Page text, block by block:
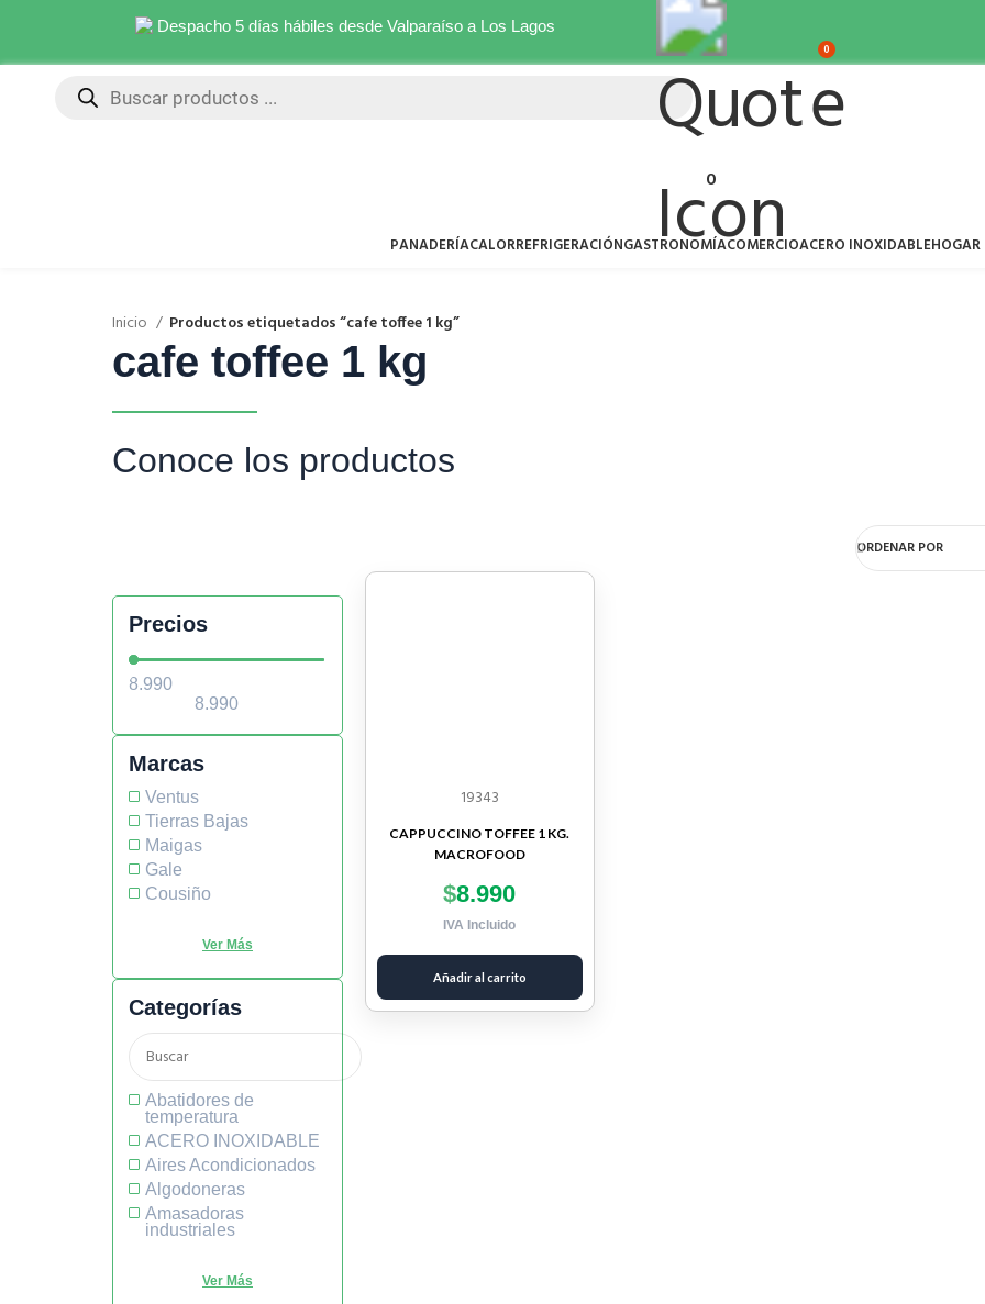
Despacho 5 días hábiles desde Valparaíso a Los Lagos
0
0
PANADERÍACALORREFRIGERACIÓNGASTRONOMÍACOMERCIOACERO INOXIDABLEHOGAR
Inicio Productos etiquetados “cafe toffee 1 kg”
cafe toffee 1 kg
Conoce los productos
Precios
Marcas
Ventus
Tierras Bajas
Maigas
Gale
Cousiño
Categorías
Abatidores de
temperatura
ACERO INOXIDABLE
Aires Acondicionados
Algodoneras
Amasadoras
industriales
ORDENAR POR
19343
CAPPUCCINO TOFFEE 1 KG.
MACROFOOD
$8.990
IVA Incluido
Añadir al carrito